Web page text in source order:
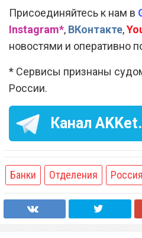
Присоединяйтесь к нам в
Instagram*, ВКонтакте,
новостями и оперативно
* Сервисы признаны
России.
Канал
Банки Отделения Россия